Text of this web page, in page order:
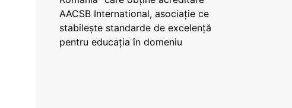
AACSB International, asociație ce
stabilește standarde de excelență
pentru educația în domeniu